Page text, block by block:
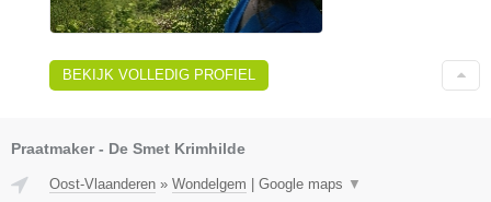
BEKIJK VOLLEDIG PROFIEL
Praatmaker - De Smet Krimhilde
Oost-Vlaanderen » Wondelgem | Google maps ▼